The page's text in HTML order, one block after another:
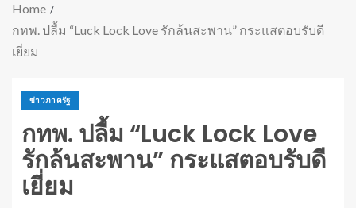
Home
กทพ. ปลื้ม “Luck Lock Love รักล้นสะพาน” กระแสตอบรับดี
เยี่ยม
ข่าวภาครัฐ
กทพ. ปลื้ม “Luck Lock Love
รักล้นสะพาน” กระแสตอบรับดี
เยี่ยม